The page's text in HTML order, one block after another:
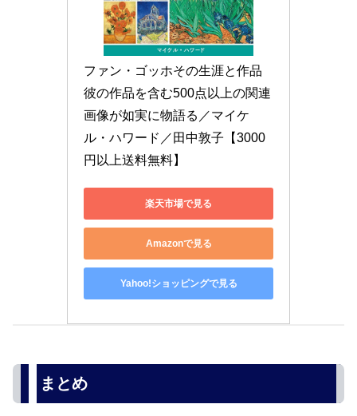
ファン・ゴッホその生涯と作品
彼の作品を含む500点以上の関連
画像が如実に物語る／マイケ
ル・ハワード／田中敦子【3000
円以上送料無料】
楽天市場で見る
Amazonで見る
Yahoo!ショッピングで見る
まとめ